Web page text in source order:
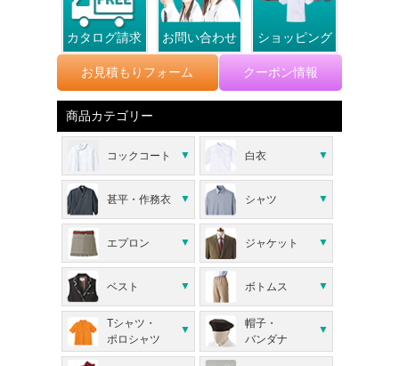
カタログ請求 お問い合わせ ショッピング
お見積もりフォーム クーポン情報
商品カテゴリー
コックコート 白衣
甚平・作務衣 シャツ
エプロン ジャケット
ベスト ボトムス
Tシャツ・
ポロシャツ
帽子・
バンダナ